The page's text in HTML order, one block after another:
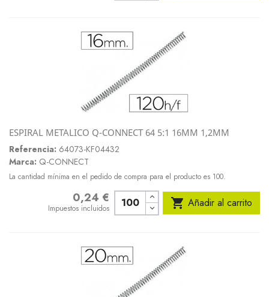
ESPIRAL METALICO Q-CONNECT 64 5:1 16MM 1,2MM
Referencia: 64073-KF04432
Marca: Q-CONNECT
La cantidad mínima en el pedido de compra para el producto es 100.
0,24 €
Impuestos incluidos  Añadir al carrito